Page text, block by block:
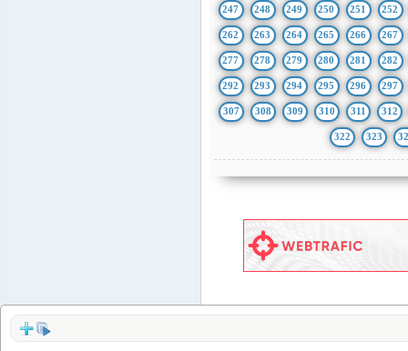
247 248 249 250 251 252
262 263 264 265 266 267
277 278 279 280 281 282
292 293 294 295 296 297
307 308 309 310 311 312
322 323